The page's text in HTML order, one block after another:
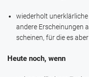
wiederholt
andere Erscheinungen
scheinen, für die es
Heute noch, wenn